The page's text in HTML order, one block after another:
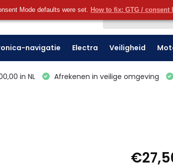
Mode defaults were set. How to fix: GTG /
navigatie Electra Veiligheid
in NL Afrekenen in veilige omgeving